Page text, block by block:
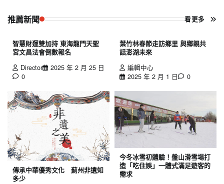
推薦新聞 看更多
智慧財運雙加持 東海龍門天聖
宮文昌法會倒數報名
Director
2025 年 2 月 25 日
0
葉竹林春節走訪鄉里 與鄉親共
話澎湖未來
編輯中心
2025 年 2 月 1 日
0
傳承中華優秀文化 薊州非遺知
多少
今冬冰雪初體驗！盤山滑雪場打
造「吃住娛」一體式滿足遊客的
需求